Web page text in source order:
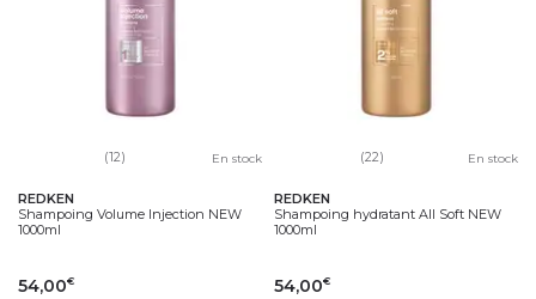
(12) En stock
REDKEN
Shampoing Volume Injection NEW
1000ml
54,00€
(22) En stock
REDKEN
Shampoing hydratant All Soft NEW
1000ml
54,00€